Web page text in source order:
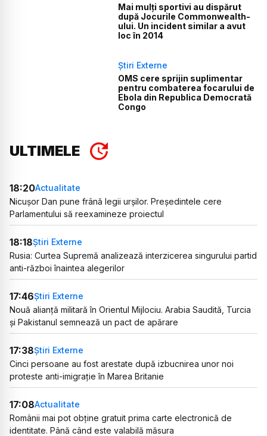
Mai mulți sportivi au dispărut
după Jocurile Commonwealth-
ului. Un incident similar a avut
loc în 2014
Știri Externe
OMS cere sprijin suplimentar
pentru combaterea focarului de
Ebola din Republica Democrată
Congo
ULTIMELE
18:20Actualitate
Nicușor Dan pune frână legii urșilor. Președintele cere
Parlamentului să reexamineze proiectul
18:18Știri Externe
Rusia: Curtea Supremă analizează interzicerea singurului partid
anti-război înaintea alegerilor
17:46Știri Externe
Nouă alianță militară în Orientul Mijlociu. Arabia Saudită, Turcia
și Pakistanul semnează un pact de apărare
17:38Știri Externe
Cinci persoane au fost arestate după izbucnirea unor noi
proteste anti-imigrație în Marea Britanie
17:08Actualitate
Românii mai pot obține gratuit prima carte electronică de
identitate. Până când este valabilă măsura